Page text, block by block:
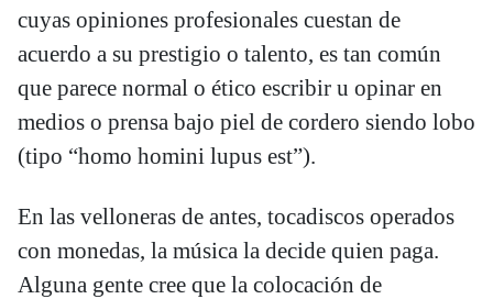
cuyas opiniones profesionales cuestan de
acuerdo a su prestigio o talento, es tan común
que parece normal o ético escribir u opinar en
medios o prensa bajo piel de cordero siendo lobo
(tipo “homo homini lupus est”).
En las velloneras de antes, tocadiscos operados
con monedas, la música la decide quien paga.
Alguna gente cree que la colocación de